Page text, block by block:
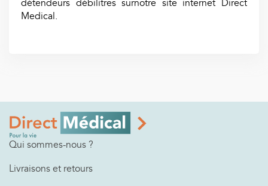
détendeurs débilitres surnotre site internet Direct
Medical.
Qui sommes-nous ?
Livraisons et retours